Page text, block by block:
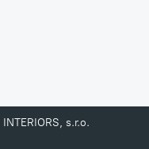
s.r.o.